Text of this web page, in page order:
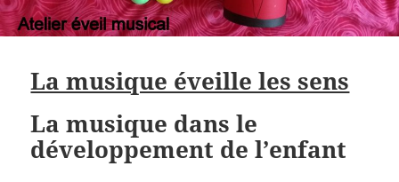
La musique éveille les sens
La musique dans le
développement de l’enfant